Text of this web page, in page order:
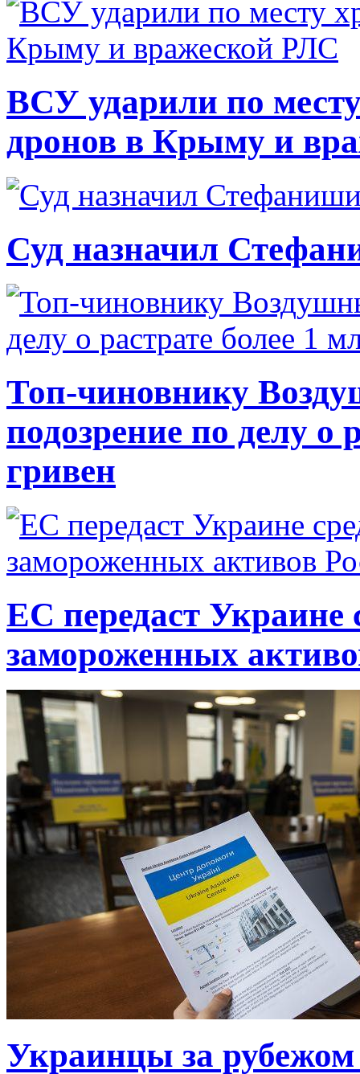
ВСУ ударили по
дронов в Крыму и
Суд назначил
Топ-чиновнику
подозрение по делу о
гривен
ЕС передаст Украине
замороженных
Украинцы за рубежом